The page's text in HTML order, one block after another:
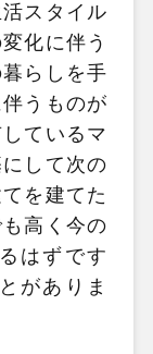
スタイル
化に伴う
らしを手
うものが
ているマ
して次の
を建てた
高く今の
はずです
がありま